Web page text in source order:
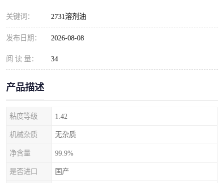
关键词： 2731溶剂油
发布日期： 2026-08-08
阅 读 量： 34
产品描述
粘度等级 1.42
机械杂质 无杂质
净含量 99.9%
是否进口 国产